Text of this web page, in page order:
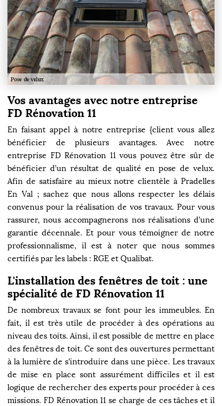
Vos avantages avec notre entreprise
FD Rénovation 11
En faisant appel à notre entreprise {client vous allez
bénéficier de plusieurs avantages. Avec notre
entreprise FD Rénovation 11 vous pouvez être sûr de
bénéficier d’un résultat de qualité en pose de velux.
Afin de satisfaire au mieux notre clientèle à Pradelles
En Val ; sachez que nous allons respecter les délais
convenus pour la réalisation de vos travaux. Pour vous
rassurer, nous accompagnerons nos réalisations d’une
garantie décennale. Et pour vous témoigner de notre
professionnalisme, il est à noter que nous sommes
certifiés par les labels : RGE et Qualibat.
L'installation des fenêtres de toit : une
spécialité de FD Rénovation 11
De nombreux travaux se font pour les immeubles. En
fait, il est très utile de procéder à des opérations au
niveau des toits. Ainsi, il est possible de mettre en place
des fenêtres de toit. Ce sont des ouvertures permettant
à la lumière de s'introduire dans une pièce. Les travaux
de mise en place sont assurément difficiles et il est
logique de rechercher des experts pour procéder à ces
missions. FD Rénovation 11 se charge de ces tâches et il